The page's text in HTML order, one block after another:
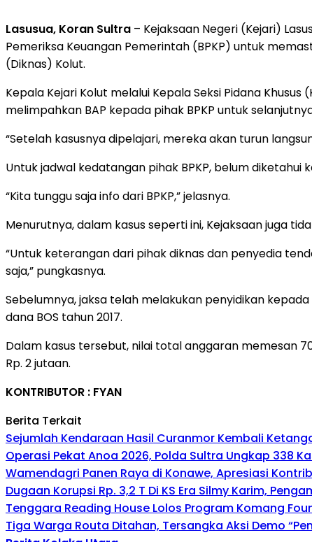
Lasusua, Koran Sultra – Kejaksaan Negeri (Kejari)
Pemeriksa Keuangan Pemerintah (BPKP) untuk
(Diknas) Kolut.
Kepala Kejari Kolut melalui Kepala Seksi Pidana
melimpahkan BAP kepada pihak BPKP untuk
“Setelah kasusnya dipelajari, mereka akan turun
Untuk jadwal kedatangan pihak BPKP, belum
“Kita tunggu saja info dari BPKP,” jelasnya.
Menurutnya, dalam kasus seperti ini, Kejaksaan juga
“Untuk keterangan dari pihak diknas dan penyedia
saja,” pungkasnya.
Sebelumnya, jaksa telah melakukan penyidikan
dana BOS tahun 2017.
Dalam kasus tersebut, nilai total anggaran memesan
Rp. 2 jutaan.
KONTRIBUTOR : FYAN
Berita Terkait
Sejumlah Kendaraan Hasil Curanmor Kembali
Operasi Pekat Anoa 2026, Polda Sultra Ungkap 338
Wamendagri Panen Raya di Konawe, Apresiasi
Dugaan Korupsi Rp. 3,2 T Di KS Era Silmy Karim,
Tenggara Reading House Lolos Program Komang
Tiga Warga Routa Ditahan, Tersangka Aksi Demo